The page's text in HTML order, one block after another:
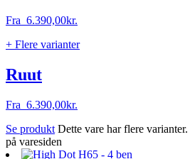
Fra 6.390,00kr.
+ Flere varianter
Ruut
Fra 6.390,00kr.
Se produkt Dette vare har flere
på varesiden